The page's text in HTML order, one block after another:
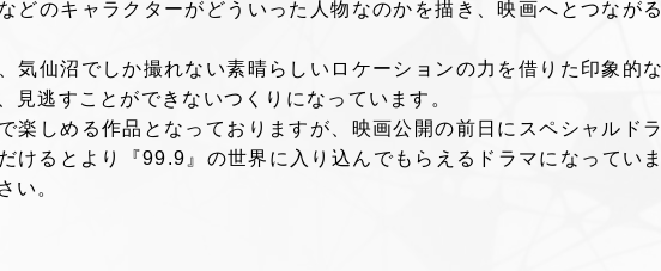
どのキャラクターがどういった人物なのかを描き、映画へとつなが
気仙沼でしか撮れない素晴らしいロケーションの力を借りた印象的
見逃すことができないつくりになっています。
楽しめる作品となっておりますが、映画公開の前日にスペシャルド
けるとより『99.9』の世界に入り込んでもらえるドラマになっていま
い。